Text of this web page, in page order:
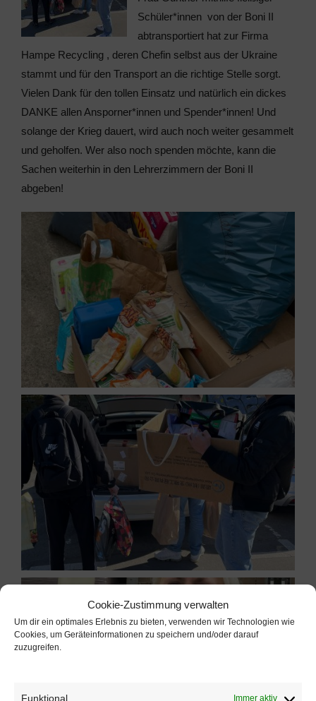
Cookie-Zustimmung verwalten
Um dir ein optimales Erlebnis zu bieten, verwenden wir Technologien wie
Cookies, um Geräteinformationen zu speichern und/oder darauf
zuzugreifen.
Funktional Immer aktiv
Schüler*innen von der Boni II
abtransportiert hat zur Firma
Hampe Recycling , deren Chefin selbst aus der Ukraine
stammt und für den Transport an die richtige Stelle sorgt.
Vielen Dank für den tollen Einsatz und natürlich ein dickes
DANKE allen Ansporner*innen und Spender*innen! Und
solange der Krieg dauert, wird auch noch weiter gesammelt
und geholfen. Wer also noch spenden möchte, kann die
Sachen weiterhin in den Lehrerzimmern der Boni II
abgeben!